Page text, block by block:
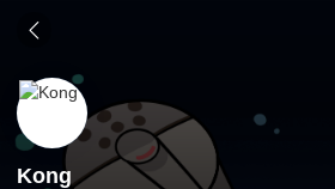
Kong